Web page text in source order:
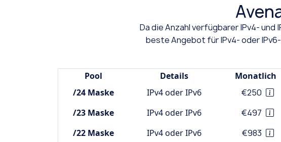
Da die Anzahl verfügbarer IPv4- und
beste Angebot für IPv4- oder
Pool Details Monatlich
/24 Maske
IPv4 oder IPv6 €250
/23 Maske
IPv4 oder IPv6 €497
/22 Maske
IPv4 oder IPv6 €983